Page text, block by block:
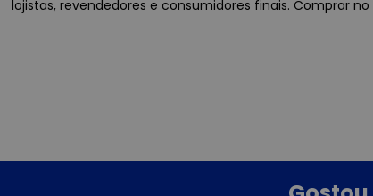
lojistas, revendedores e consumidores finais. Comprar